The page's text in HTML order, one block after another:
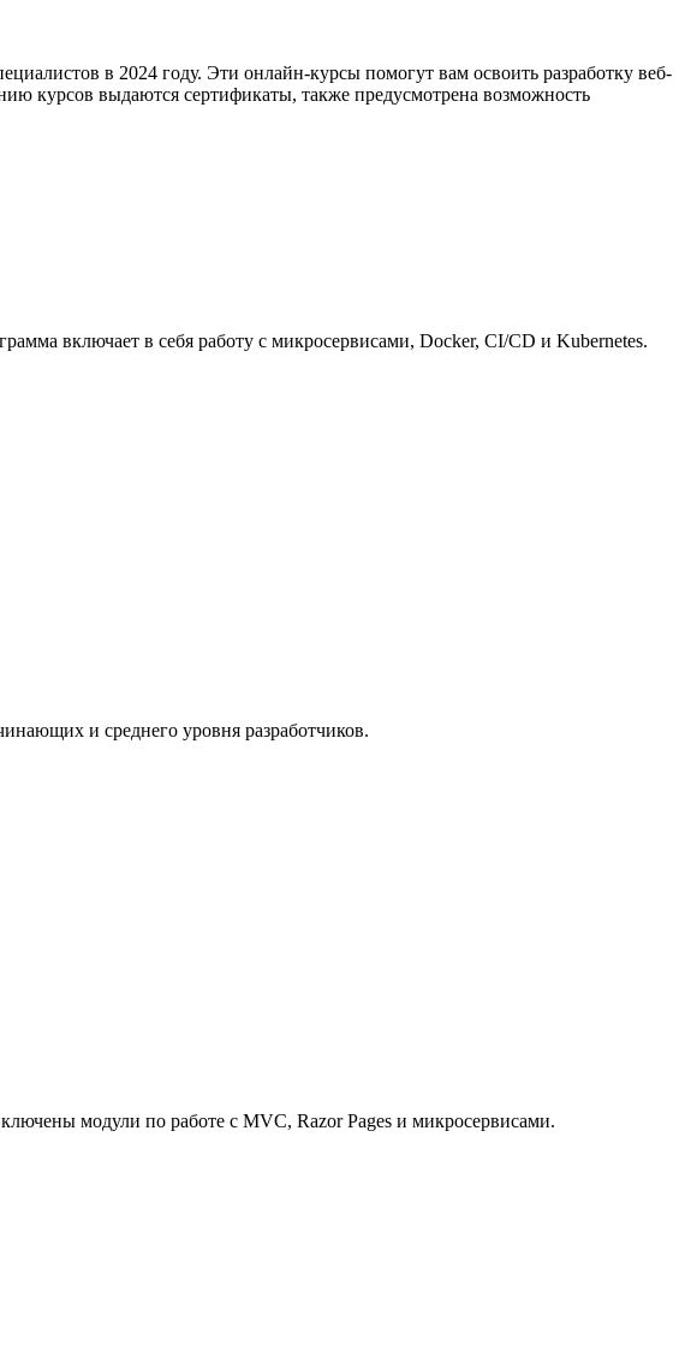
в 2024 году. Эти онлайн-курсы помогут вам освоить разработку веб-
курсов выдаются сертификаты, также предусмотрена возможность
включает в себя работу с микросервисами, Docker, CI/CD и Kubernetes.
и среднего уровня разработчиков.
модули по работе с MVC, Razor Pages и микросервисами.